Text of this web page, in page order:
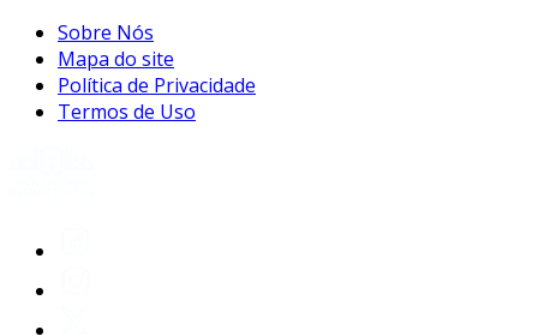
Sobre Nós
Mapa do site
Política de Privacidade
Termos de Uso